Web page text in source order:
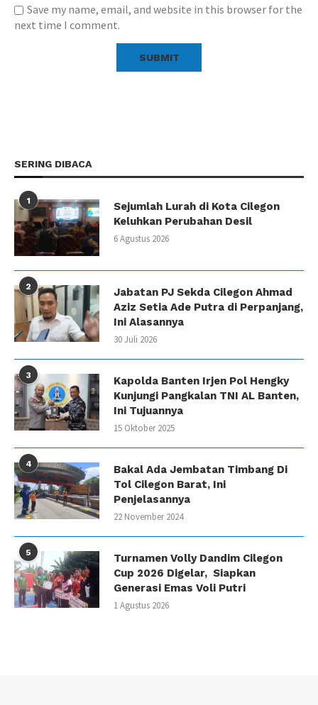
Save my name, email, and website in this browser for the
next time I comment.
SERING DIBACA
1
Sejumlah Lurah di Kota Cilegon
Keluhkan Perubahan Desil
6 Agustus 2026
2
Jabatan PJ Sekda Cilegon Ahmad
Aziz Setia Ade Putra di Perpanjang,
Ini Alasannya
30 Juli 2026
3
Kapolda Banten Irjen Pol Hengky
Kunjungi Pangkalan TNI AL Banten,
Ini Tujuannya
15 Oktober 2025
4
Bakal Ada Jembatan Timbang Di
Tol Cilegon Barat, Ini
Penjelasannya
22 November 2024
5
Turnamen Volly Dandim Cilegon
Cup 2026 Digelar, Siapkan
Generasi Emas Voli Putri
1 Agustus 2026